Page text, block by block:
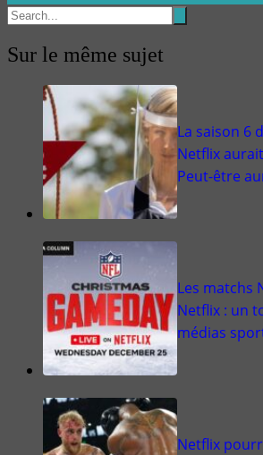
Sur le même sujet
La saison 6
Netflix
Peut-être
Les matchs
Netflix : un
médias
Netflix